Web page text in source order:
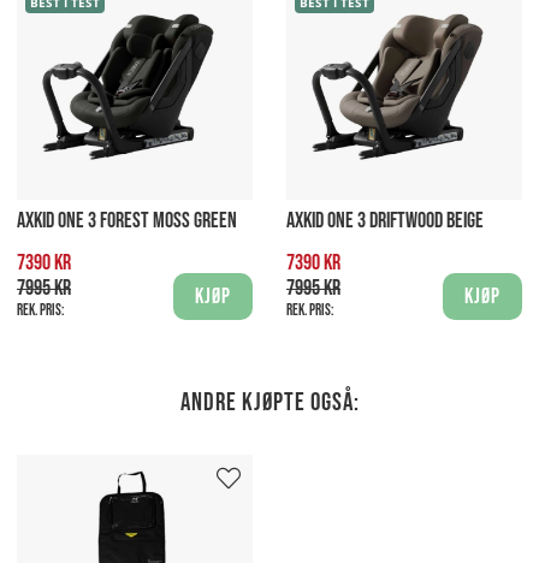
AXKID ONE 3 FOREST MOSS GREEN
7390 kr
7995 kr
Rek. pris:
Kjøp
AXKID ONE 3 DRIFTWOOD BEIGE
7390 kr
7995 kr
Rek. pris:
Kjøp
Andre kjøpte også: